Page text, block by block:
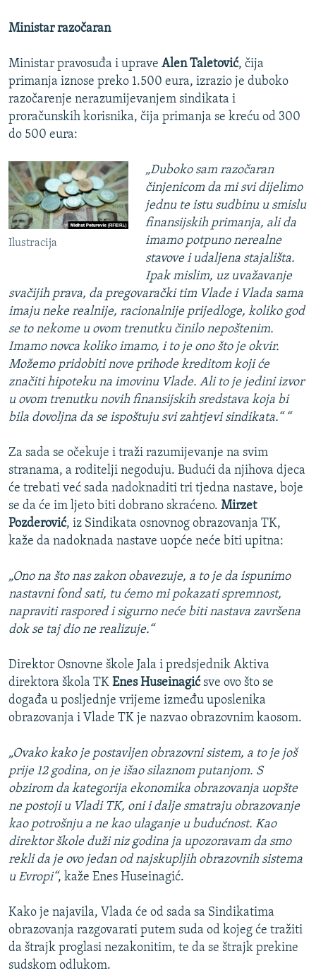
Ministar razočaran
Ministar pravosuđa i uprave Alen Taletović, čija
primanja iznose preko 1.500 eura, izrazio je duboko
razočarenje nerazumijevanjem sindikata i
proračunskih korisnika, čija primanja se kreću od 300
do 500 eura:
Ilustracija
„Duboko sam razočaran
činjenicom da mi svi dijelimo
jednu te istu sudbinu u smislu
finansijskih primanja, ali da
imamo potpuno nerealne
stavove i udaljena stajališta.
Ipak mislim, uz uvažavanje
svačijih prava, da pregovarački tim Vlade i Vlada sama
imaju neke realnije, racionalnije prijedloge, koliko god
se to nekome u ovom trenutku činilo nepoštenim.
Imamo novca koliko imamo, i to je ono što je okvir.
Možemo pridobiti nove prihode kreditom koji će
značiti hipoteku na imovinu Vlade. Ali to je jedini izvor
u ovom trenutku novih finansijskih sredstava koja bi
bila dovoljna da se ispoštuju svi zahtjevi sindikata.“ “
Za sada se očekuje i traži razumijevanje na svim
stranama, a roditelji negoduju. Budući da njihova djeca
će trebati već sada nadoknaditi tri tjedna nastave, boje
se da će im ljeto biti dobrano skraćeno. Mirzet
Pozderović, iz Sindikata osnovnog obrazovanja TK,
kaže da nadoknada nastave uopće neće biti upitna:
„Ono na što nas zakon obavezuje, a to je da ispunimo
nastavni fond sati, tu ćemo mi pokazati spremnost,
napraviti raspored i sigurno neće biti nastava završena
dok se taj dio ne realizuje.“
Direktor Osnovne škole Jala i predsjednik Aktiva
direktora škola TK Enes Huseinagićsve ovo što se
događa u posljednje vrijeme između uposlenika
obrazovanja i Vlade TK je nazvao obrazovnim kaosom.
„Ovako kako je postavljen obrazovni sistem, a to je još
prije 12 godina, on je išao silaznom putanjom. S
obzirom da kategorija ekonomika obrazovanja uopšte
ne postoji u Vladi TK, oni i dalje smatraju obrazovanje
kao potrošnju a ne kao ulaganje u budućnost. Kao
direktor škole duži niz godina ja upozoravam da smo
rekli da je ovo jedan od najskupljih obrazovnih sistema
u Evropi“, kaže Enes Huseinagić.
Kako je najavila, Vlada će od sada sa Sindikatima
obrazovanja razgovarati putem suda od kojeg će tražiti
da štrajk proglasi nezakonitim, te da se štrajk prekine
sudskom odlukom.